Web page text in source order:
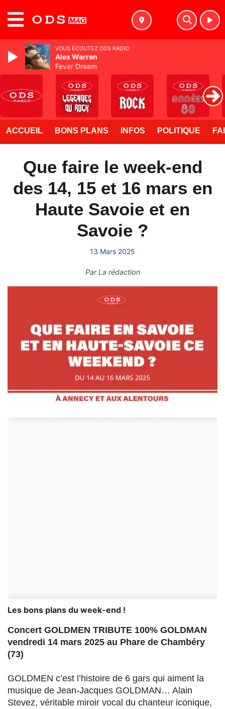
ACCUEIL BONS PLANS INFOS POLITIQUE
Que faire le week-end
des 14, 15 et 16 mars en
Haute Savoie et en
Savoie ?
13 Mars 2025
ParLa rédaction
Les bons plans du week-end !
Concert GOLDMEN TRIBUTE 100% GOLDMAN
vendredi 14 mars 2025 au Phare de Chambéry
(73)
GOLDMEN c’est l’histoire de 6 gars qui aiment la
musique de Jean-Jacques GOLDMAN… Alain
Stevez, véritable miroir vocal du chanteur iconique,
VOUS ÉCOUTEZ ODS RADIO
Alex Warren
Fever Dream